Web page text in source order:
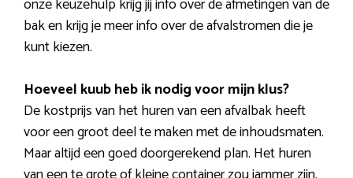
onze keuzehulp krijg jij info over de afmetingen van de
bak en krijg je meer info over de afvalstromen die je
kunt kiezen.
Hoeveel kuub heb ik nodig voor mijn klus?
De kostprijs van het huren van een afvalbak heeft
voor een groot deel te maken met de inhoudsmaten.
Maar altijd een goed doorgerekend plan. Het huren